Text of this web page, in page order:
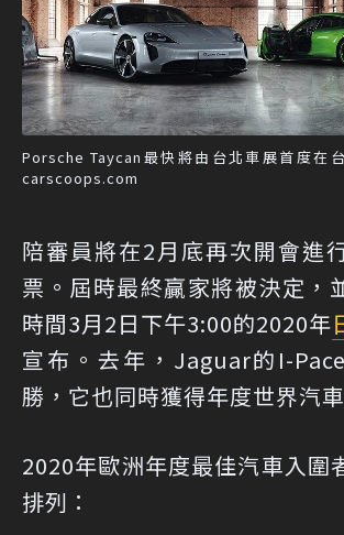
Porsche Taycan最快將由台北車展首度在
carscoops.com
陪審員將在2月底再次開會進
票。屆時最終贏家將被決定，
時間3月2日下午3:00的2020年
宣布。去年，Jaguar的I-
勝，它也同時獲得年度世界汽
2020年歐洲年度最佳汽車入圍
排列：